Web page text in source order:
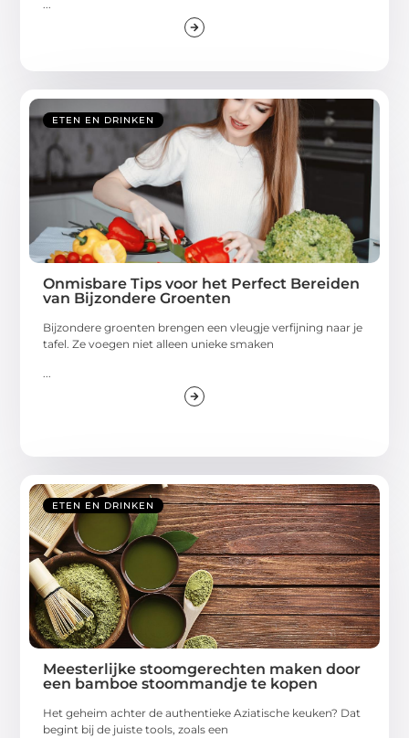
ETEN EN DRINKEN
Onmisbare Tips voor het Perfect Bereiden
van Bijzondere Groenten
Bijzondere groenten brengen een vleugje verfijning naar je
tafel. Ze voegen niet alleen unieke smaken
...
ETEN EN DRINKEN
Meesterlijke stoomgerechten maken door
een bamboe stoommandje te kopen
Het geheim achter de authentieke Aziatische keuken? Dat
begint bij de juiste tools, zoals een